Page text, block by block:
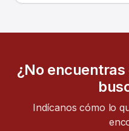
¿No
Indícanos cómo lo